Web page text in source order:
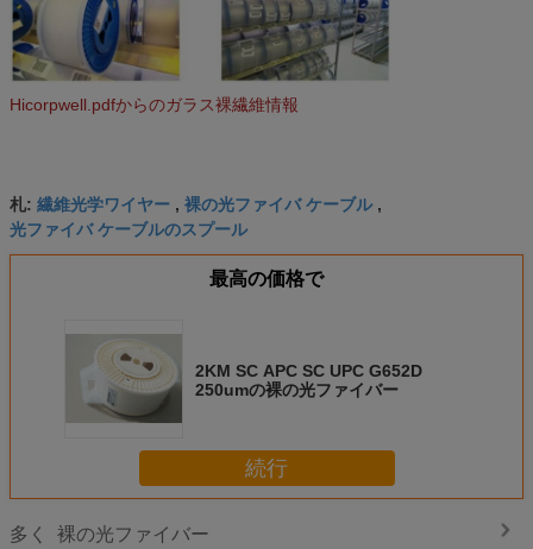
Hicorpwell.pdfからのガラス裸繊維情報
札: 繊維光学ワイヤー , 裸の光ファイバ ケーブル,
光ファイバ ケーブルのスプール
最高の価格で
2KM SC APC SC UPC G652D
250umの裸の光ファイバー
続行
多く 裸の光ファイバー